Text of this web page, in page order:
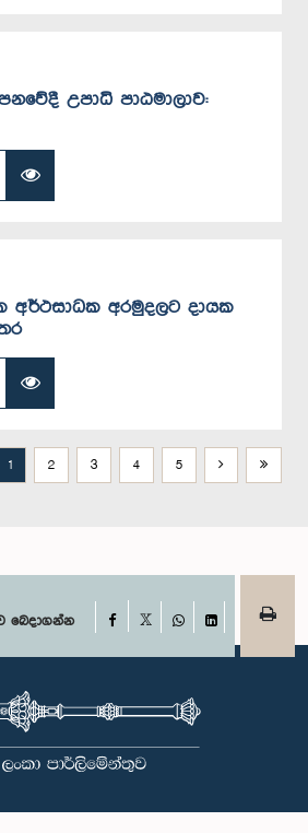
උපාධි පාඨමාලාව:
අර්ථසාධක අරමුදලට දායක
1 2 3 4 5
බෙදාගන්න Facebook
WhatsAppLinkedIn